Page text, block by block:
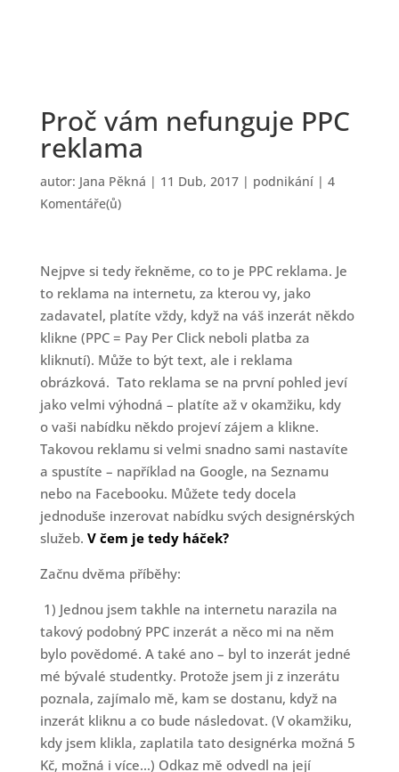
Proč vám nefunguje PPC
reklama
autor: Jana Pěkná | 11 Dub, 2017| podnikání| 4
Komentáře(ů)
Nejpve si tedy řekněme, co to je PPC reklama. Je
to reklama na internetu, za kterou vy, jako
zadavatel, platíte vždy, když na váš inzerát někdo
klikne (PPC = Pay Per Click neboli platba za
kliknutí). Může to být text, ale i reklama
obrázková. Tato reklama se na první pohled jeví
jako velmi výhodná – platíte až v okamžiku, kdy
o vaši nabídku někdo projeví zájem a klikne.
Takovou reklamu si velmi snadno sami nastavíte
a spustíte – například na Google, na Seznamu
nebo na Facebooku. Můžete tedy docela
jednoduše inzerovat nabídku svých designérských
služeb. V čem je tedy háček?
Začnu dvěma příběhy:
1) Jednou jsem takhle na internetu narazila na
takový podobný PPC inzerát a něco mi na něm
bylo povědomé. A také ano – byl to inzerát jedné
mé bývalé studentky. Protože jsem ji z inzerátu
poznala, zajímalo mě, kam se dostanu, když na
inzerát kliknu a co bude následovat. (V okamžiku,
kdy jsem klikla, zaplatila tato designérka možná 5
Kč, možná i více…) Odkaz mě odvedl na její